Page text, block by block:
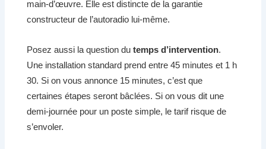
main-d’œuvre. Elle est distincte de la garantie
constructeur de l’autoradio lui-même.
Posez aussi la question dutemps d’intervention.
Une installation standard prend entre 45 minutes et 1 h
30. Si on vous annonce 15 minutes, c’est que
certaines étapes seront bâclées. Si on vous dit une
demi-journée pour un poste simple, le tarif risque de
s’envoler.